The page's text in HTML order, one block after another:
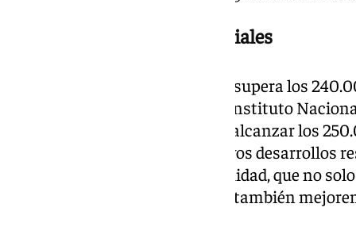
Nuevos desarrollos residenciales
Carazo recordó que Granada ya supera los
últimos datos del padrón y del Instituto
progresivamente al objetivo de alcanzar los
señaló, «obliga a planificar nuevos desarrollos
proyectos urbanos de mayor calidad, que no
viviendas disponibles, sino que también